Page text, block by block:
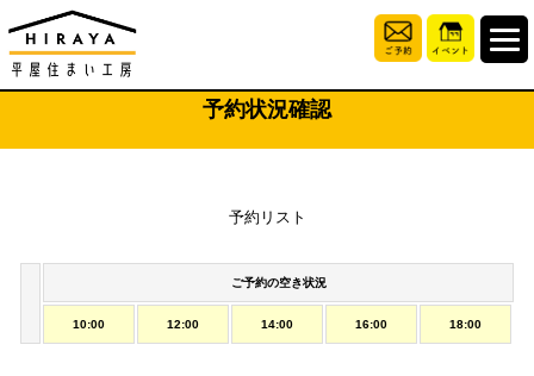
予約状況確認
予約リスト
ご予約の空き状況
10:00 12:00 14:00 16:00 18:00